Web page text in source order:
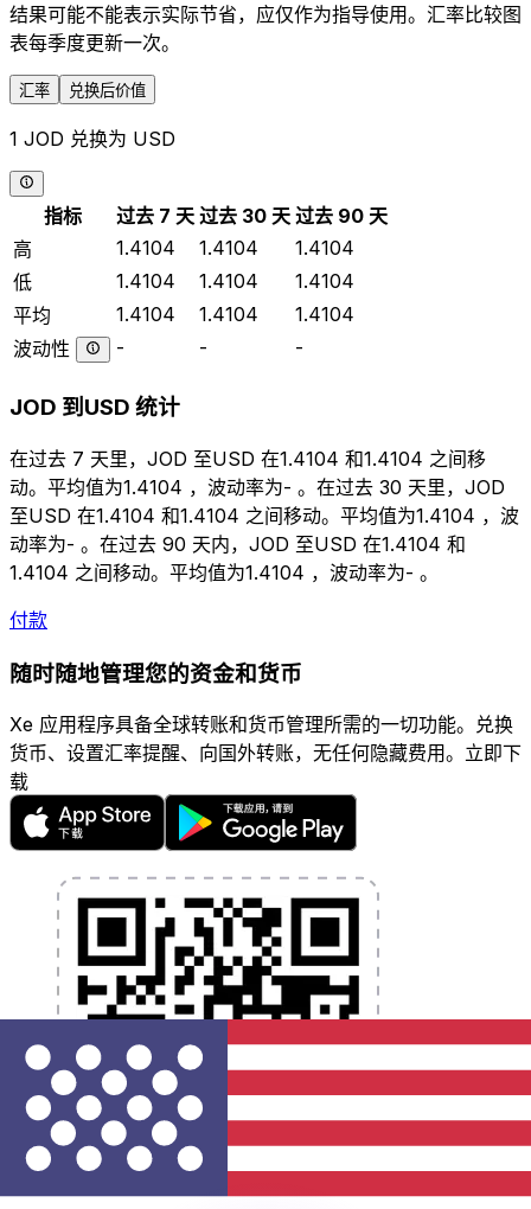
结果可能不能表示实际节省，应仅作为指导使用。汇率比较图
表每季度更新一次。
汇率 兑换后价值
1 JOD 兑换为 USD
指标 过去 7 天 过去 30 天 过去 90 天
高
1.4104 1.4104
1.4104
低
1.4104 1.4104
1.4104
平均
1.4104 1.4104
1.4104
波动性
- - -
JOD 到USD 统计
在过去 7 天里，JOD 至USD 在1.4104 和1.4104 之间移
动。平均值为1.4104 ，波动率为- 。在过去 30 天里，JOD
至USD 在1.4104 和1.4104 之间移动。平均值为1.4104 ，波
动率为- 。在过去 90 天内，JOD 至USD 在1.4104 和
1.4104 之间移动。平均值为1.4104 ，波动率为- 。
付款
随时随地管理您的资金和货币
Xe 应用程序具备全球转账和货币管理所需的一切功能。兑换
货币、设置汇率提醒、向国外转账，无任何隐藏费用。立即下
载